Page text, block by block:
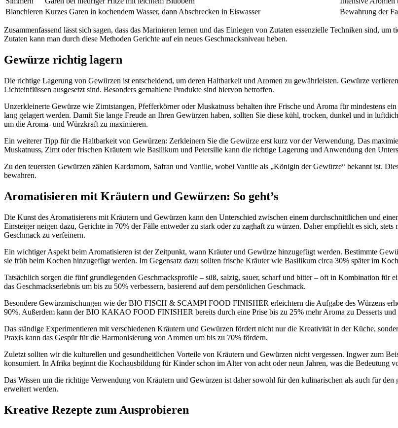
Blanchieren Kurzes Garen in kochendem Wasser, dann Abschrecken in Eiswasser Bewahrung der
Zusammenfassend lässt sich sagen, dass das Marinieren lernen und das Einlegen von Zutaten essenzielle Techniken sind,
Zutaten kann man durch diese Methoden Gerichte auf ein neues Geschmacksniveau heben.
Gewürze richtig lagern
Die richtige Lagerung von Gewürzen ist entscheidend, um deren Haltbarkeit und Aromen zu gewährleisten. Gewürze
Lichteinflüssen ausgesetzt sind. Besonders gemahlene Produkte sind hiervon betroffen.
Unzerkleinerte Gewürze wie Zimtstangen, Pfefferkörner oder Muskatnuss behalten ihre Frische und Aroma für mindestens
lang gelagert werden. Damit Sie lange Freude an Ihren Gewürzen haben, sollten Sie diese kühl, trocken, dunkel und in
um die Aroma- und Würzkraft zu maximieren.
Ein weiterer Tipp für die Haltbarkeit von Gewürzen: Zerkleinern Sie die Gewürze erst kurz vor der Verwendung. Das
Muskatnuss, Zimt oder frischen Kräutern wie Basilikum und Petersilie kann die richtige Lagerung und Anwendung den
Zu den teuersten Gewürzen zählen Kardamom, Safran und Vanille, wobei Vanille als „Königin der Gewürze“ bekannt ist.
bewahren.
Aromatisieren mit Kräutern und Gewürzen: So geht’s
Die Kunst des Aromatisierens mit Kräutern und Gewürzen kann den Unterschied zwischen einem durchschnittlichen und
Einsteiger neigen dazu, Gerichte in 70% der Fälle entweder zu stark oder zu zaghaft zu würzen. Daher empfiehlt es sich,
Geschmack zu verfeinern.
Ein wichtiger Aspekt beim Aromatisieren ist der Zeitpunkt, wann Kräuter und Gewürze hinzugefügt werden. Bestimmte
sie früh beim Kochen hinzugefügt werden. Im Gegensatz dazu sollten frische Kräuter wie Basilikum circa 30% später im
Tatsächlich sorgen die fünf grundlegenden Geschmacksprofile – süß, salzig, sauer, scharf und bitter – oft in Kombination für
das Geschmackserlebnis um bis zu 50% verbessern, basierend auf dem persönlichen Geschmack.
Besondere Gewürzmischungen wie der BIO FISCH & SCAMPI FOOD FINISHER erleichtern die Aufgabe des Würzens
90%. Außerdem kann der BIO KAKAO FOOD FINISHER bereits durch eine Prise bis zu 25% mehr Aroma zu Desserts und
Das ständige Experimentieren mit verschiedenen Kräutern und Gewürzen fördert nicht nur die Kreativität in der Küche,
Praxis kann das Gespür für die Harmonisierung von Aromen um bis zu 70% fördern.
Zuletzt sollten wir die kulturellen und gesundheitlichen Vorteile von Kräutern und Gewürzen nicht vergessen. Ingwer zum
konsumiert. In Afrika beginnt die Kochausbildung für Kinder schon im Alter von acht oder neun Jahren, was die Bedeutung
Das Wissen um die richtige Verwendung von Kräutern und Gewürzen ist daher sowohl für den kulinarischen als auch für
erweitert werden.
Kreative Rezepte zum Ausprobieren